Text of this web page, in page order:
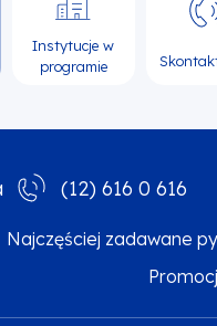
Instytucje w
programie
(12) 616 0 616
Najczęściej zadawane